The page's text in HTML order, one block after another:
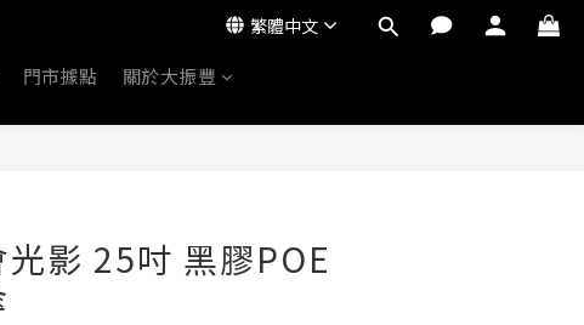
繁體中文
門市據點 關於大振豐
影 25吋 黑膠POE